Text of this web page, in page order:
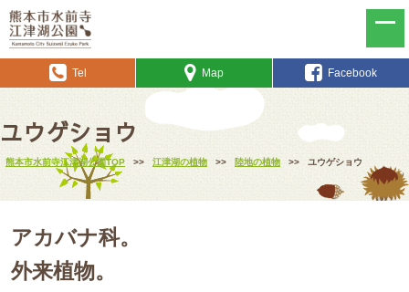
Tel Map Facebook
ユウゲショウ
熊本市水前寺江津湖公園TOP >> 江津湖の植物 >> 陸地の植物 >> ユウゲショウ
アカバナ科。
外来植物。